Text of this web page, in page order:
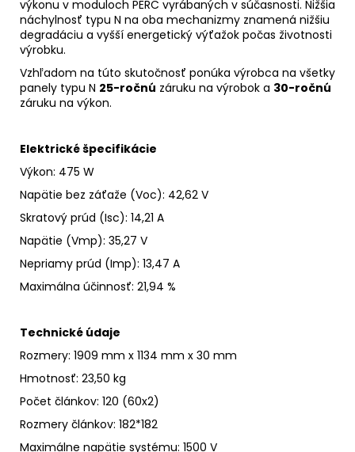
výkonu v moduloch PERC vyrábaných v súčasnosti. Nižšia
náchylnosť typu N na oba mechanizmy znamená nižšiu
degradáciu a vyšší energetický výťažok počas životnosti
výrobku.
Vzhľadom na túto skutočnosť ponúka výrobca na všetky
panely typu N 25-ročnú záruku na výrobok a 30-ročnú
záruku na výkon.
Elektrické špecifikácie
Výkon: 475 W
Napätie bez záťaže (Voc): 42,62 V
Skratový prúd (Isc): 14,21 A
Napätie (Vmp): 35,27 V
Nepriamy prúd (Imp): 13,47 A
Maximálna účinnosť: 21,94 %
Technické údaje
Rozmery: 1909 mm x 1134 mm x 30 mm
Hmotnosť: 23,50 kg
Počet článkov: 120 (60x2)
Rozmery článkov: 182*182
Maximálne napätie systému: 1500 V